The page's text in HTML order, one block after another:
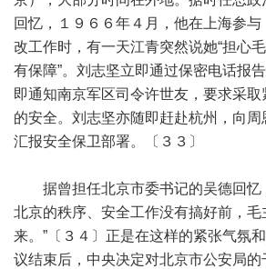
回忆，１９６６年４月，他在上海参
改工作时，有一天江青突然说她“担心
有保障”。刘志坚立即通过保密电话报
即通知南京军区司令许世友，要求采
的安全。刘志坚亦随即赶赴杭州，向
汇报安全保卫部署。〔３３〕
据曾担任北京市委书记的吴德回忆
北京的秩序、安全工作没有搞好前，毛
来。”〔３４〕正是在这样的紧张气氛
议结束后，中央决定对北京市公安局的